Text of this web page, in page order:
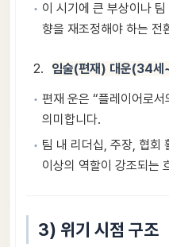
이 시기에 큰 부상이나
향을 재조정해야 하는 전
임술(편재) 대운(34
편재 운은 “플레이어로
의미합니다.
팀 내 리더십, 주장, 협회
이상의 역할이 강조되는
3) 위기 시점 구조